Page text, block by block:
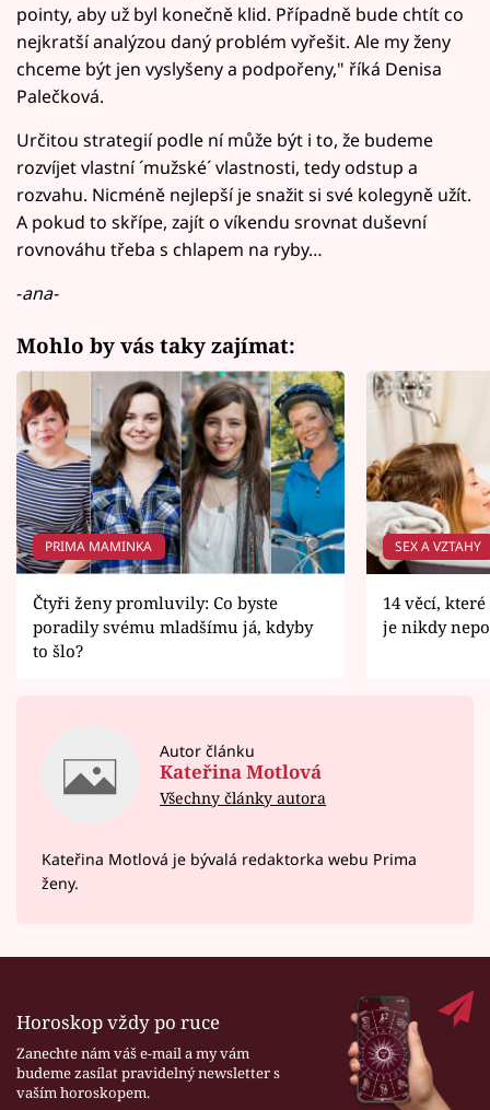
pointy, aby už byl konečně klid. Případně bude chtít co
nejkratší analýzou daný problém vyřešit. Ale my ženy
chceme být jen vyslyšeny a podpořeny," říká Denisa
Palečková.
Určitou strategií podle ní může být i to, že budeme
rozvíjet vlastní ´mužské´ vlastnosti, tedy odstup a
rozvahu. Nicméně nejlepší je snažit si své kolegyně užít.
A pokud to skřípe, zajít o víkendu srovnat duševní
rovnováhu třeba s chlapem na ryby…
-ana-
Mohlo by vás taky zajímat:
PRIMA MAMINKA
Čtyři ženy promluvily: Co byste
poradily svému mladšímu já, kdyby
to šlo?
SEX A VZTAHY
14 věcí,
je nikdy
Autor článku
Kateřina Motlová
Všechny články autora
Kateřina Motlová je bývalá redaktorka webu Prima
ženy.
Horoskop vždy po ruce
Zanechte nám váš e-mail a my vám
budeme zasílat pravidelný newsletter s
vaším horoskopem.